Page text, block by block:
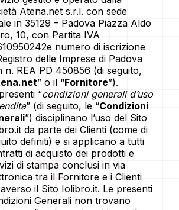
Atena.net s.r.l. con sede
in 35129 – Padova Piazza Aldo
10, con Partita IVA
numero di iscrizione
delle Imprese di Padova
n. REA PD 450856 (di seguito,
” o il “Fornitore”).
“condizioni generali d’uso
” (di seguito, le “Condizioni
”) disciplinano l’uso del Sito
da parte dei Clienti (come di
definiti) e si applicano a tutti
di acquisto dei prodotti e
di stampa conclusi in via
tra il Fornitore e i Clienti
il Sito Iolibro.it. Le presenti
Generali non trovano